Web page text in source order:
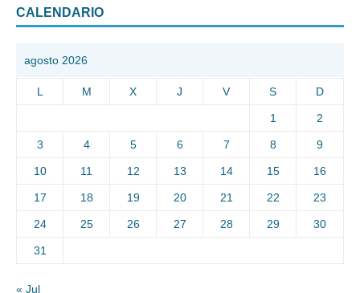
CALENDARIO
agosto 2026
L M X J V S D
1 2
3 4 5 6 7 8 9
10 11 12 13 14 15 16
17 18 19 20 21 22 23
24 25 26 27 28 29 30
31
« Jul